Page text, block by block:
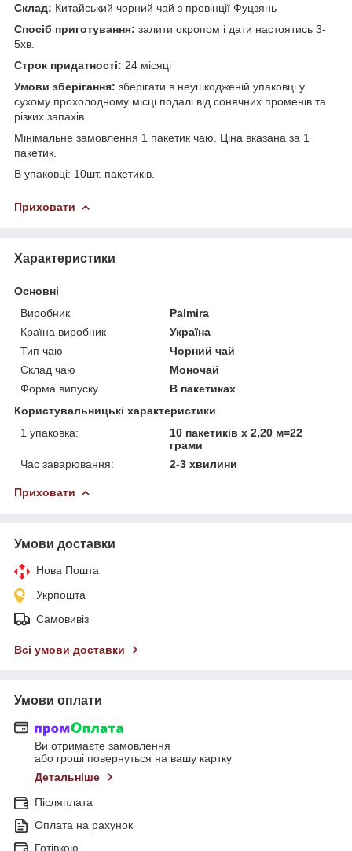
Склад: Китайський чорний чай з провінції Фуцзянь
Спосіб приготування: залити окропом і дати настоятись 3-
5хв.
Строк придатності: 24 місяці
Умови зберігання: зберігати в неушкодженій упаковці у
сухому прохолодному місці подалі від сонячних променів та
різких запахів.
Мінімальне замовлення 1 пакетик чаю. Ціна вказана за 1
пакетик.
В упаковці: 10шт. пакетиків.
Приховати
Характеристики
Основні
Виробник
Palmira
Країна виробник
Україна
Тип чаю
Чорний чай
Склад чаю
Моночай
Форма випуску
В пакетиках
Користувальницькі характеристики
1 упаковка:
10 пакетиків х 2,20 м=22
грами
Час заварювання:
2-3 хвилини
Приховати
Умови доставки
Нова Пошта
Укрпошта
Самовивіз
Всі умови доставки
Умови оплати
Ви отримаєте замовлення
або гроші повернуться на вашу картку
Детальніше
Післяплата
Оплата на рахунок
Готівкою